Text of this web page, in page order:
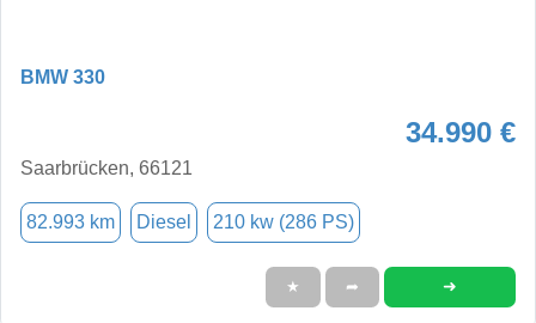
BMW 330
34.990 €
Saarbrücken, 66121
82.993 km Diesel 210 kw (286 PS)
★ ➦ ➜